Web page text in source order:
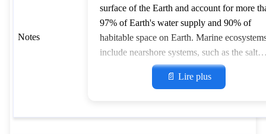
Notes
surface of the Earth and account for more
97% of Earth's water supply and 90% of
habitable space on Earth. Marine
include nearshore systems, such as the salt
marshes, mudflats, seagrass meadows,
mangroves, rocky intertidal systems and
📄 Lire plus